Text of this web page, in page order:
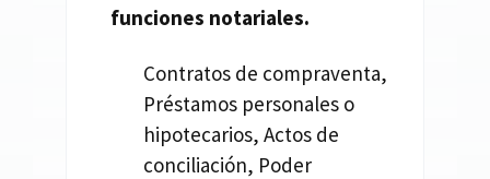
funciones notariales.
Contratos de compraventa,
Préstamos personales o
hipotecarios, Actos de
conciliación, Poder